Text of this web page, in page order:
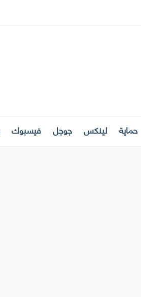
حماية لينكس جوجل فيسبوك